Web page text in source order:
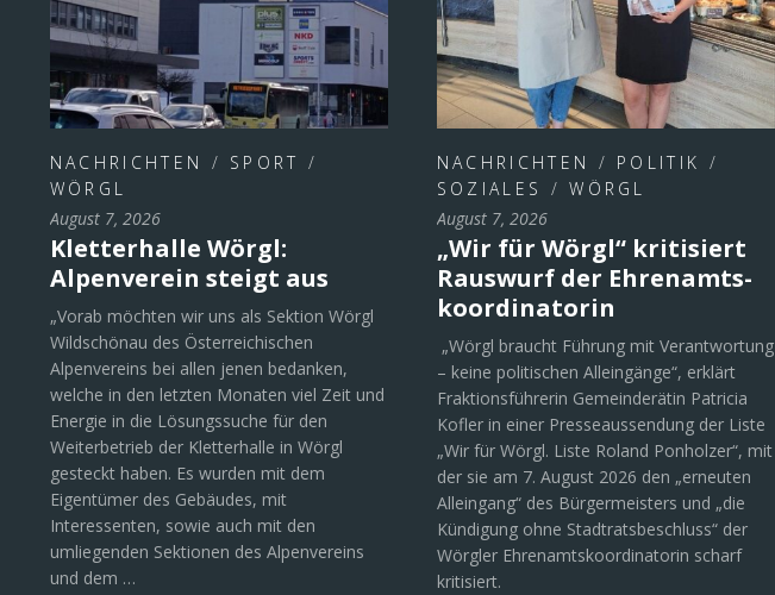
NACHRICHTEN / SPORT /
WÖRGL
August 7, 2026
Kletterhalle Wörgl:
Alpenverein steigt aus
„Vorab möchten wir uns als Sektion Wörgl
Wildschönau des Österreichischen
Alpenvereins bei allen jenen bedanken,
welche in den letzten Monaten viel Zeit und
Energie in die Lösungssuche für den
Weiterbetrieb der Kletterhalle in Wörgl
gesteckt haben. Es wurden mit dem
Eigentümer des Gebäudes, mit
Interessenten, sowie auch mit den
umliegenden Sektionen des Alpenvereins
und dem …
NACHRICHTEN / POLITIK /
SOZIALES
/WÖRGL
August 7, 2026
„Wir für Wörgl“ kritisiert
Rauswurf der Ehrenamts-
koordinatorin
„Wörgl braucht Führung mit Verantwortung
– keine politischen Alleingänge“, erklärt
Fraktionsführerin Gemeinderätin Patricia
Kofler in einer Presseaussendung der Liste
„Wir für Wörgl. Liste Roland Ponholzer“, mit
der sie am 7. August 2026 den „erneuten
Alleingang“ des Bürgermeisters und „die
Kündigung ohne Stadtratsbeschluss“ der
Wörgler Ehrenamtskoordinatorin scharf
kritisiert.